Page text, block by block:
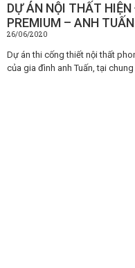
DỰ ÁN NỘI THẤT
PREMIUM – ANH TUẤN
26/06/2020
Dự án thi cống thiết nội thất
của gia đình anh Tuấn, tại